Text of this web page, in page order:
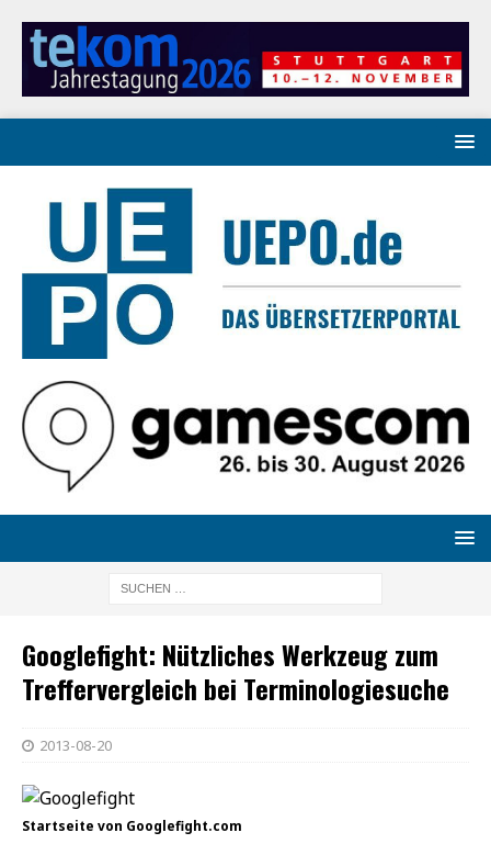
Googlefight: Nützliches Werkzeug zum
Treffervergleich bei Terminologiesuche
2013-08-20
Startseite von Googlefight.com